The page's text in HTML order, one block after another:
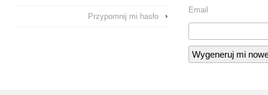
Email
Przypomnij mi hasło